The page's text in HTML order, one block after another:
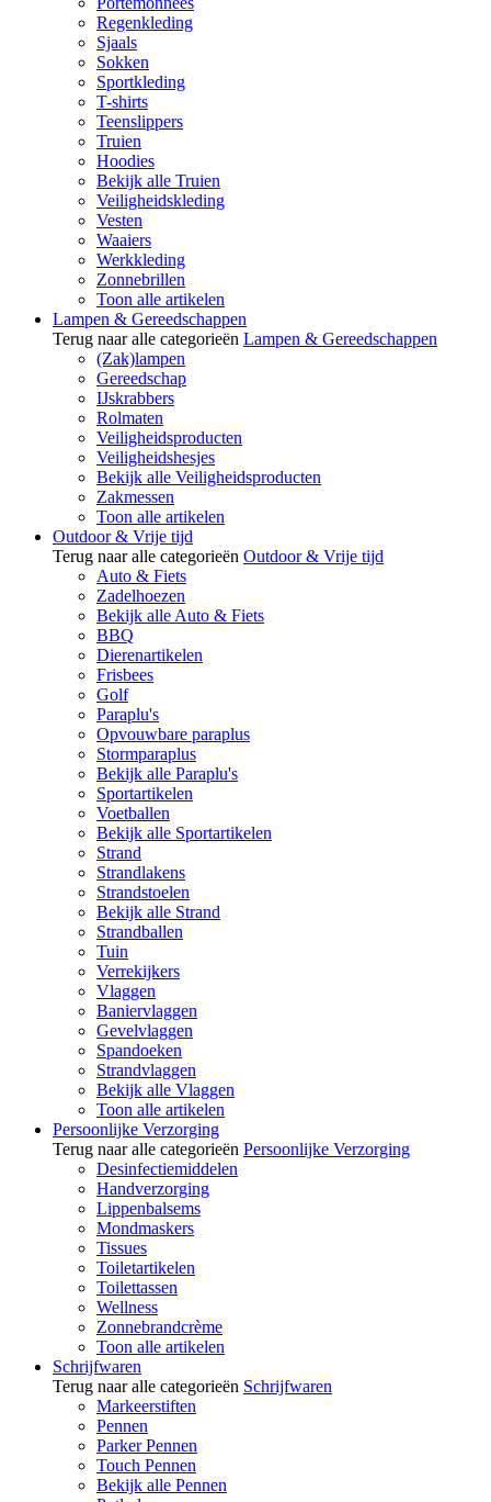
Regenkleding
Sjaals
Sokken
Sportkleding
T-shirts
Teenslippers
Truien
Hoodies
Bekijk alle Truien
Veiligheidskleding
Vesten
Waaiers
Werkkleding
Zonnebrillen
Toon alle artikelen
Lampen & Gereedschappen
Terug naar alle categorieën Lampen & Gereedschappen
(Zak)lampen
Gereedschap
IJskrabbers
Rolmaten
Veiligheidsproducten
Veiligheidshesjes
Bekijk alle Veiligheidsproducten
Zakmessen
Toon alle artikelen
Outdoor & Vrije tijd
Terug naar alle categorieën Outdoor & Vrije tijd
Auto & Fiets
Zadelhoezen
Bekijk alle Auto & Fiets
BBQ
Dierenartikelen
Frisbees
Golf
Paraplu's
Opvouwbare paraplus
Stormparaplus
Bekijk alle Paraplu's
Sportartikelen
Voetballen
Bekijk alle Sportartikelen
Strand
Strandlakens
Strandstoelen
Bekijk alle Strand
Strandballen
Tuin
Verrekijkers
Vlaggen
Baniervlaggen
Gevelvlaggen
Spandoeken
Strandvlaggen
Bekijk alle Vlaggen
Toon alle artikelen
Persoonlijke Verzorging
Terug naar alle categorieën Persoonlijke Verzorging
Desinfectiemiddelen
Handverzorging
Lippenbalsems
Mondmaskers
Tissues
Toiletartikelen
Toilettassen
Wellness
Zonnebrandcrème
Toon alle artikelen
Schrijfwaren
Terug naar alle categorieën Schrijfwaren
Markeerstiften
Pennen
Parker Pennen
Touch Pennen
Bekijk alle Pennen